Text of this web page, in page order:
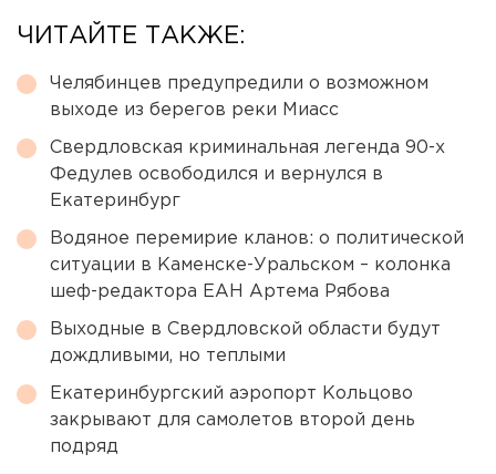
ЧИТАЙТЕ ТАКЖЕ:
Челябинцев предупредили о возможном
выходе из берегов реки Миасс
Свердловская криминальная легенда 90-х
Федулев освободился и вернулся в
Екатеринбург
Водяное перемирие кланов: о политической
ситуации в Каменске-Уральском – колонка
шеф-редактора ЕАН Артема Рябова
Выходные в Свердловской области будут
дождливыми, но теплыми
Екатеринбургский аэропорт Кольцово
закрывают для самолетов второй день
подряд